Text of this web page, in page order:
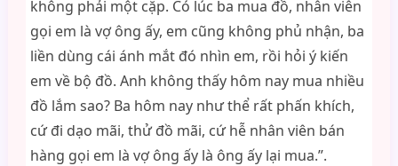
không phải một cặp. Có lúc ba mua đồ, nhân viên
gọi em là vợ ông ấy, em cũng không phủ nhận, ba
liền dùng cái ánh mắt đó nhìn em, rồi hỏi ý kiến
em về bộ đồ. Anh không thấy hôm nay mua nhiều
đồ lắm sao? Ba hôm nay như thể rất phấn khích,
cứ đi dạo mãi, thử đồ mãi, cứ hễ nhân viên bán
hàng gọi em là vợ ông ấy là ông ấy lại mua.”.